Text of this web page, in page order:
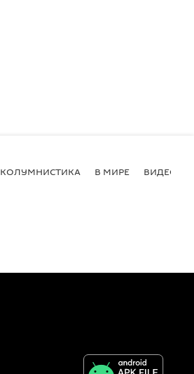
КОЛУМНИСТИКА В МИРЕ ВИДЕО